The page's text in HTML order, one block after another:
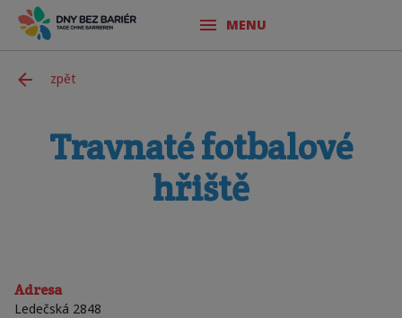
MENU
zpět
Travnaté fotbalové
hřiště
Adresa
Ledečská 2848